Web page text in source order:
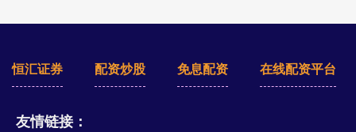
恒汇证券 配资炒股 免息配资 在线配资平台
友情链接：